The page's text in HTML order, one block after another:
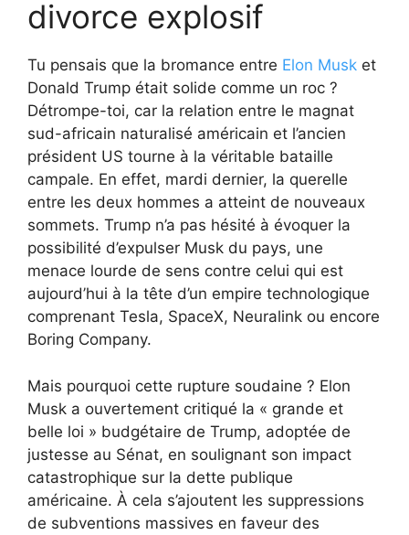
divorce explosif
Tu pensais que la bromance entre Elon Musk et
Donald Trump était solide comme un roc ?
Détrompe-toi, car la relation entre le magnat
sud-africain naturalisé américain et l’ancien
président US tourne à la véritable bataille
campale. En effet, mardi dernier, la querelle
entre les deux hommes a atteint de nouveaux
sommets. Trump n’a pas hésité à évoquer la
possibilité d’expulser Musk du pays, une
menace lourde de sens contre celui qui est
aujourd’hui à la tête d’un empire technologique
comprenant Tesla, SpaceX, Neuralink ou encore
Boring Company.
Mais pourquoi cette rupture soudaine ? Elon
Musk a ouvertement critiqué la « grande et
belle loi » budgétaire de Trump, adoptée de
justesse au Sénat, en soulignant son impact
catastrophique sur la dette publique
américaine. À cela s’ajoutent les suppressions
de subventions massives en faveur des